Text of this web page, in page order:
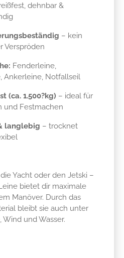
dehnbar &
– kein
Verspröden
Fenderleine,
Ankerleine, Notfallseil
(ca. 1.500?kg) – ideal für
und Festmachen
langlebig – trocknet
Yacht oder den Jetski –
bietet dir maximale
Manöver. Durch das
bleibt sie auch unter
Wind und Wasser.